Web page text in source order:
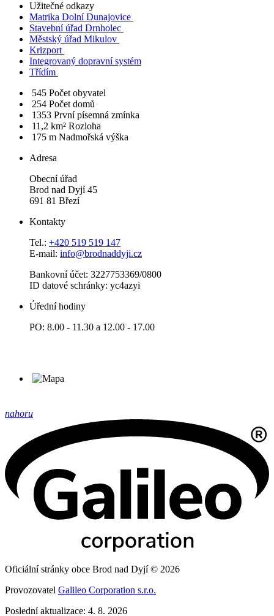
Užitečné odkazy
Matrika Dolní Dunajovice
Stavební úřad Drnholec
Městský úřad Mikulov
Krizport
Integrovaný dopravní systém
Třídím
545 Počet obyvatel
254 Počet domů
1353 První písemná zmínka
11,2 km² Rozloha
175 m Nadmořská výška
Adresa
Obecní úřad
Brod nad Dyjí 45
691 81 Březí
Kontakty
Tel.: +420 519 519 147
E-mail: info@brodnaddyji.cz
Bankovní účet: 3227753369/0800
ID datové schránky: yc4azyi
Úřední hodiny
PO: 8.00 - 11.30 a 12.00 - 17.00
nahoru
Oficiální stránky obce Brod nad Dyjí © 2026
Provozovatel Galileo Corporation s.r.o.
Poslední aktualizace: 4. 8. 2026